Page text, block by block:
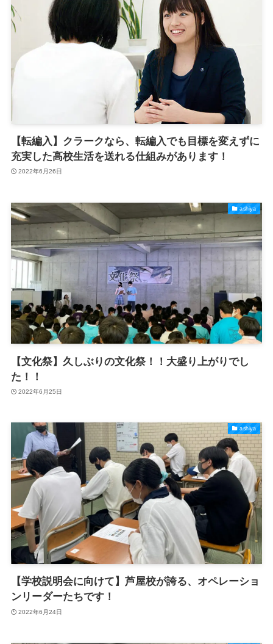
【転編入】クラークなら、転編入でも目標を変えずに
充実した高校生活を送れる仕組みがあります！
2022年6月26日
ashiya
【文化祭】久しぶりの文化祭！！大盛り上がりでし
た！！
2022年6月25日
ashiya
【学校説明会に向けて】芦屋校が誇る、オペレーショ
ンリーダーたちです！
2022年6月24日